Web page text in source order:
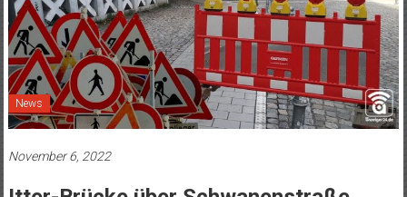
News
November 6, 2022